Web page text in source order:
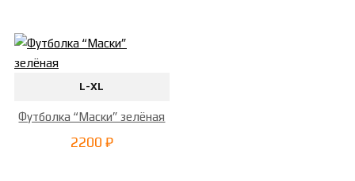
L-XL
Футболка “Маски” зелёная
2200 ₽